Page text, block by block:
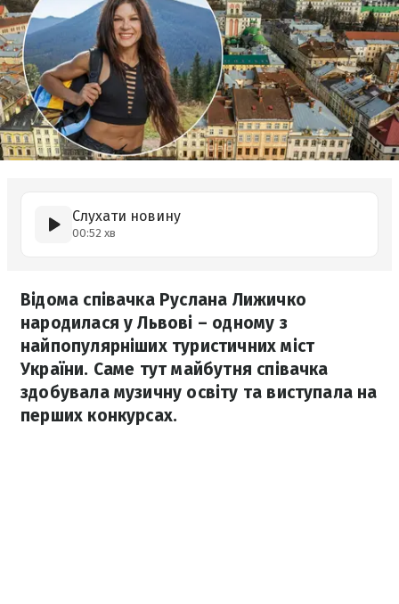
Слухати новину
00:52 хв
Відома співачка Руслана Лижичко
народилася у Львові – одному з
найпопулярніших туристичних міст
України. Саме тут майбутня співачка
здобувала музичну освіту та виступала на
перших конкурсах.